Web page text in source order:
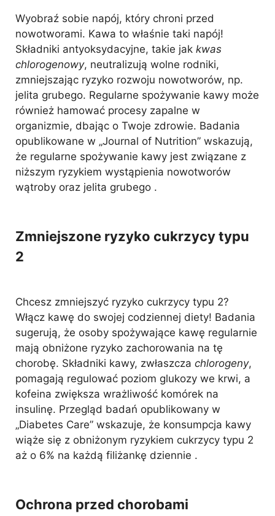
Wyobraź sobie napój, który chroni przed
nowotworami. Kawa to właśnie taki napój!
Składniki antyoksydacyjne, takie jak kwas
chlorogenowy, neutralizują wolne rodniki,
zmniejszając ryzyko rozwoju nowotworów, np.
jelita grubego. Regularne spożywanie kawy może
również hamować procesy zapalne w
organizmie, dbając o Twoje zdrowie. Badania
opublikowane w „Journal of Nutrition” wskazują,
że regularne spożywanie kawy jest związane z
niższym ryzykiem wystąpienia nowotworów
wątroby oraz jelita grubego .
Zmniejszone ryzyko cukrzycy typu
2
Chcesz zmniejszyć ryzyko cukrzycy typu 2?
Włącz kawę do swojej codziennej diety! Badania
sugerują, że osoby spożywające kawę regularnie
mają obniżone ryzyko zachorowania na tę
chorobę. Składniki kawy, zwłaszcza chlorogeny,
pomagają regulować poziom glukozy we krwi, a
kofeina zwiększa wrażliwość komórek na
insulinę. Przegląd badań opublikowany w
„Diabetes Care” wskazuje, że konsumpcja kawy
wiąże się z obniżonym ryzykiem cukrzycy typu 2
aż o 6% na każdą filiżankę dziennie .
Ochrona przed chorobami